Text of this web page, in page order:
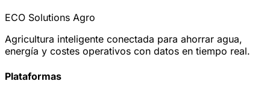
ECO Solutions Agro
Agricultura inteligente conectada para ahorrar agua,
energía y costes operativos con datos en tiempo real.
Plataformas